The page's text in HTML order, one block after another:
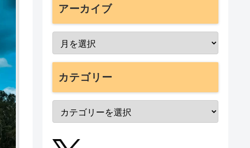
アーカイブ
カテゴリー